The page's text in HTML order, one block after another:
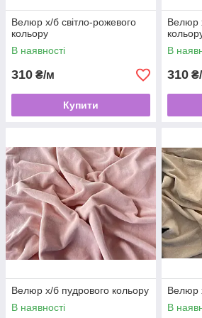
Велюр х/б світло-рожевого
кольору
В наявності
310 ₴/м
Купити
Велюр
В
310
Велюр х/б пудрового кольору
В наявності
Велюр
В